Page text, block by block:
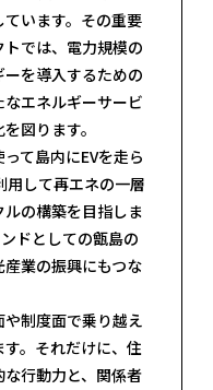
います。その重要
では、電力規模の
を導入するための
エネルギーサービ
図ります。
て島内にEVを走ら
用して再エネの一層
の構築を目指しま
ドとしての甑島の
業の振興にもつな
制度面で乗り越え
。それだけに、住
行動力と、関係者